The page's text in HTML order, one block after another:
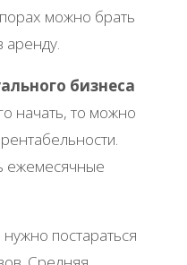
можно брать
аренду.
бизнеса
начать, то можно
ежемесячные
постараться